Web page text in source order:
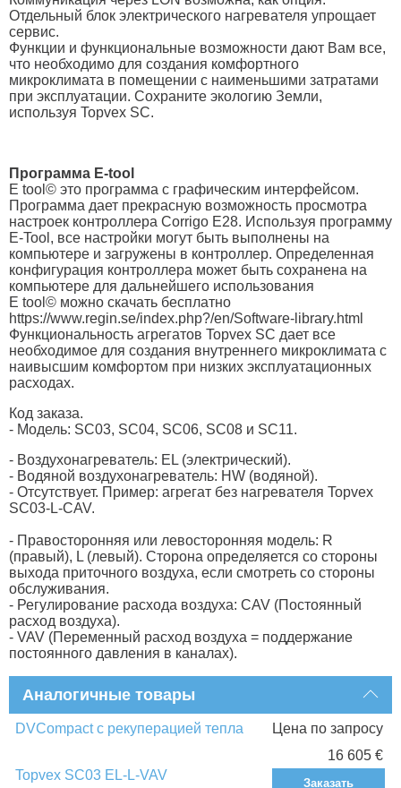
Отдельный блок электрического нагревателя упрощает
сервис.
Функции и функциональные возможности дают Вам все,
что необходимо для создания комфортного
микроклимата в помещении с наименьшими затратами
при эксплуатации. Сохраните экологию Земли,
используя Topvex SC.
Программа E-tool
E tool© это программа с графическим интерфейсом.
Программа дает прекрасную возможность просмотра
настроек контроллера Corrigo E28. Используя программу
E-Tool, все настройки могут быть выполнены на
компьютере и загружены в контроллер. Определенная
конфигурация контроллера может быть сохранена на
компьютере для дальнейшего использования
E tool© можно скачать бесплатно
https://www.regin.se/index.php?/en/Software-library.html
Функциональность агрегатов Topvex SC дает все
необходимое для создания внутреннего микроклимата с
наивысшим комфортом при низких эксплуатационных
расходах.
Код заказа.
- Модель: SС03, SС04, SС06, SC08 и SC11.
- Воздухонагреватель: EL (электрический).
- Водяной воздухонагреватель: HW (водяной).
- Отсутствует. Пример: агрегат без нагревателя Topvex
SC03-L-CAV.
- Правосторонняя или левосторонняя модель: R
(правый), L (левый). Сторона определяется со стороны
выхода приточного воздуха, если смотреть со стороны
обслуживания.
- Регулирование расхода воздуха: CAV (Постоянный
расход воздуха).
- VAV (Переменный расход воздуха = поддержание
постоянного давления в каналах).
Аналогичные товары
DVCompact с рекуперацией тепла Цена по запросу
Topvex SC03 EL-L-VAV
16 605 €
Заказать